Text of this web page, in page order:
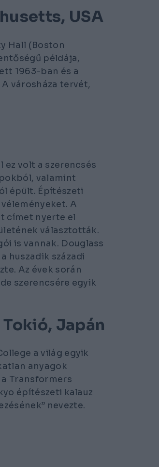
USA
Hall (Boston
példája,
1963-ban és a
városháza tervét,
ez volt a szerencsés
valamint
épült. Építészeti
A
címet nyerte el
választották.
is vannak. Douglass
huszadik századi
Az évek során
szerencsére egyik
Japán
a világ egyik
anyagok
Transformers
építészeti kalauz
nevezte.